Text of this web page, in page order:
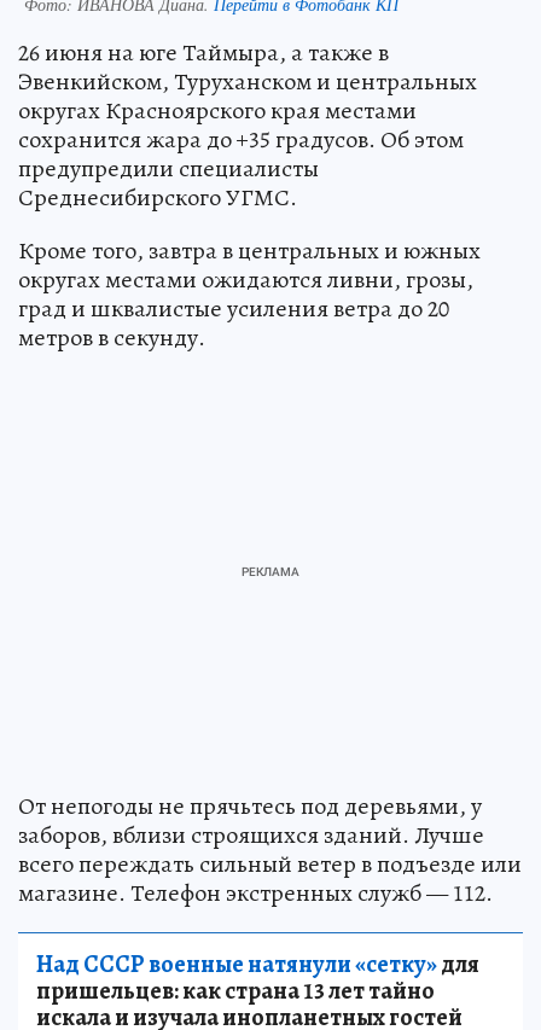
26 июня на юге Таймыра, а также в
Эвенкийском, Туруханском и центральных
округах Красноярского края местами
сохранится жара до +35 градусов. Об этом
предупредили специалисты
Среднесибирского УГМС.
Кроме того, завтра в центральных и южных
округах местами ожидаются ливни, грозы,
град и шквалистые усиления ветра до 20
метров в секунду.
От непогоды не прячьтесь под деревьями, у
заборов, вблизи строящихся зданий. Лучше
всего переждать сильный ветер в подъезде или
магазине. Телефон экстренных служб — 112.
Над СССР военные натянули «сетку»для
пришельцев: как страна 13 лет тайно
искала и изучала инопланетных гостей